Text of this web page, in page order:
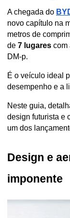
A chegada do
novo capítulo na
metros de
de 7 lugares com
DM-p.
É o veículo ideal
desempenho e a
Neste guia,
design futurista e
um dos
Design e
imponente